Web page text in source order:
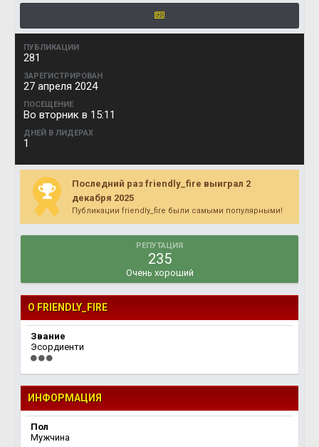
ПУБЛИКАЦИИ
281
ЗАРЕГИСТРИРОВАН
27 апреля 2024
ПОСЕЩЕНИЕ
Во вторник в 15:11
ДНЕЙ В ЛИДЕРАХ
1
Последний раз friendly_fire выиграл 2
декабря 2025
Публикации friendly_fire были самыми популярными!
РЕПУТАЦИЯ
235
Очень хороший
О FRIENDLY_FIRE
Звание
Эсордиенти
ИНФОРМАЦИЯ
Пол
Мужчина